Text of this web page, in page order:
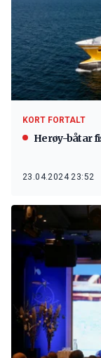
KORT FORTALT
Herøy-båtar
23.04.2024 23:52